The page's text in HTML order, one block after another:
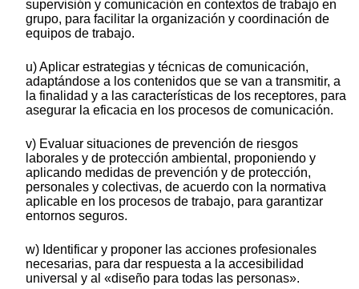
supervisión y comunicación en contextos de trabajo en
grupo, para facilitar la organización y coordinación de
equipos de trabajo.
u) Aplicar estrategias y técnicas de comunicación,
adaptándose a los contenidos que se van a transmitir, a
la finalidad y a las características de los receptores, para
asegurar la eficacia en los procesos de comunicación.
v) Evaluar situaciones de prevención de riesgos
laborales y de protección ambiental, proponiendo y
aplicando medidas de prevención y de protección,
personales y colectivas, de acuerdo con la normativa
aplicable en los procesos de trabajo, para garantizar
entornos seguros.
w) Identificar y proponer las acciones profesionales
necesarias, para dar respuesta a la accesibilidad
universal y al «diseño para todas las personas».